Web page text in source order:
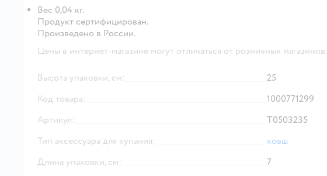
Вес 0,04 кг.
Продукт сертифицирован.
Произведено в России.
Цены в интернет-магазине могут отличаться от розничных магазинов.
Высота упаковки, см:
25
Код товара:
1000771299
Артикул:
Т0503235
Тип аксессуара для купания:
ковш
Длина упаковки, см:
7